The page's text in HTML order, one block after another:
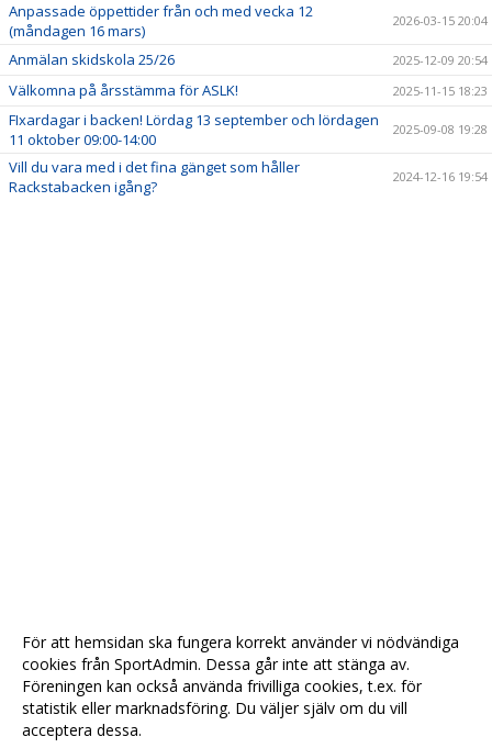
Anpassade öppettider från och med vecka 12
(måndagen 16 mars)
2026-03-15 20:04
Anmälan skidskola 25/26 2025-12-09 20:54
Välkomna på årsstämma för ASLK! 2025-11-15 18:23
FIxardagar i backen! Lördag 13 september och lördagen
11 oktober 09:00-14:00
2025-09-08 19:28
Vill du vara med i det fina gänget som håller
Rackstabacken igång?
2024-12-16 19:54
För att hemsidan ska fungera korrekt använder vi nödvändiga
cookies från SportAdmin. Dessa går inte att stänga av.
Föreningen kan också använda frivilliga cookies, t.ex. för
statistik eller marknadsföring. Du väljer själv om du vill
acceptera dessa.